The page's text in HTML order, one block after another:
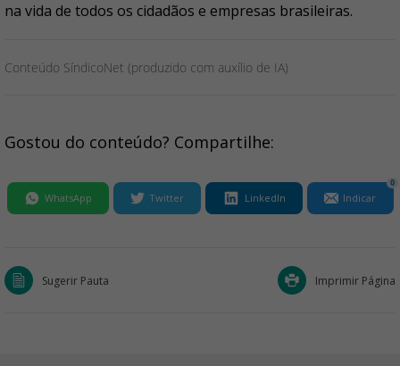
na vida de todos os cidadãos e empresas brasileiras.
Conteúdo SíndicoNet (produzido com auxílio de IA)
Gostou do conteúdo? Compartilhe:
WhatsApp Twitter LinkedIn Indicar
0
Sugerir Pauta Imprimir Página